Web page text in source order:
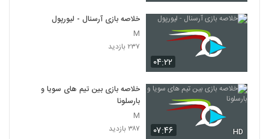
۰۴:۲۲
خلاصه بازی آرسنال - لیورپول
M
۲۳۷ بازدید
۰۷:۴۶ HD
خلاصه بازی بین تیم های سویا و
بارسلونا
M
۳۸۷ بازدید